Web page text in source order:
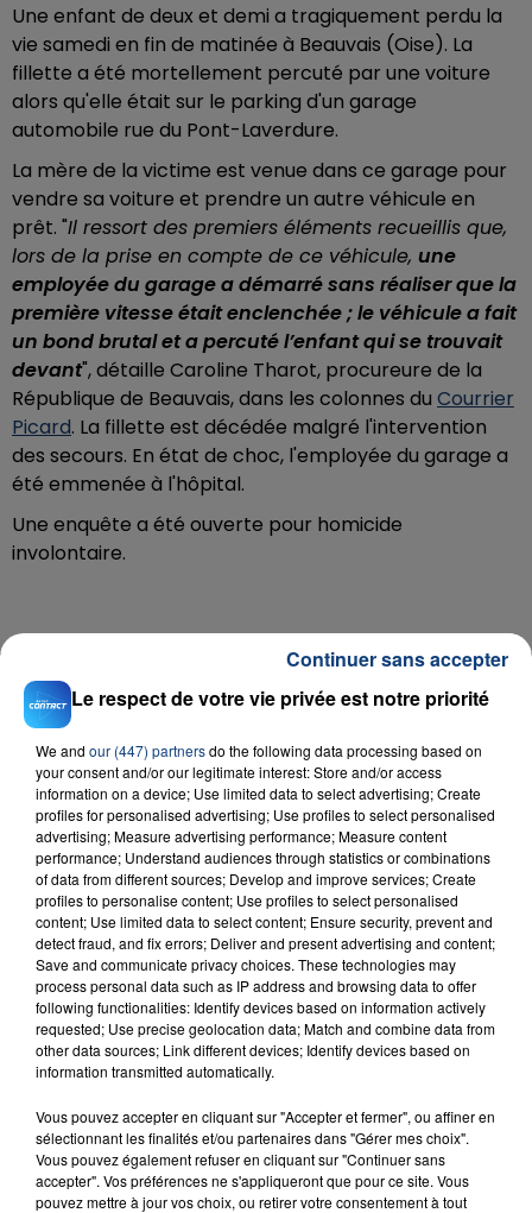
Une enfant de deux et demi a tragiquement perdu la
vie samedi en fin de matinée à Beauvais (Oise). La
fillette a été mortellement percuté par une voiture
alors qu'elle était sur le parking d'un garage
automobile rue du Pont-Laverdure.
La mère de la victime est venue dans ce garage pour
vendre sa voiture et prendre un autre véhicule en
prêt. "Il ressort des premiers éléments recueillis que,
lors de la prise en compte de ce véhicule, une
employée du garage a démarré sans réaliser que la
première vitesse était enclenchée ; le véhicule a fait
un bond brutal et a percuté l’enfant qui se trouvait
devant", détaille Caroline Tharot, procureure de la
République de Beauvais, dans les colonnes du Courrier
Picard. La fillette est décédée malgré l'intervention
des secours. En état de choc, l'employée du garage a
été emmenée à l'hôpital.
Une enquête a été ouverte pour homicide
involontaire.
OFENBACH & STARSAILOR
FIL D'ACTU
23 juillet 2026
Le respect de votre vie privée est notre priorité
We and our (447) partnersdo the following data processing based on
your consent and/or our legitimate interest: Store and/or access
information on a device; Use limited data to select advertising; Create
profiles for personalised advertising; Use profiles to select personalised
advertising; Measure advertising performance; Measure content
performance; Understand audiences through statistics or combinations
of data from different sources; Develop and improve services; Create
profiles to personalise content; Use profiles to select personalised
content; Use limited data to select content; Ensure security, prevent and
detect fraud, and fix errors; Deliver and present advertising and content;
Save and communicate privacy choices. These technologies may
process personal data such as IP address and browsing data to offer
following functionalities: Identify devices based on information actively
requested; Use precise geolocation data; Match and combine data from
other data sources; Link different devices; Identify devices based on
information transmitted automatically.
Vous pouvez accepter en cliquant sur "Accepter et fermer", ou affiner en
sélectionnant les finalités et/ou partenaires dans "Gérer mes choix".
Vous pouvez également refuser en cliquant sur "Continuer sans
accepter". Vos préférences ne s'appliqueront que pour ce site. Vous
pouvez mettre à jour vos choix, ou retirer votre consentement à tout
Continuer sans accepter